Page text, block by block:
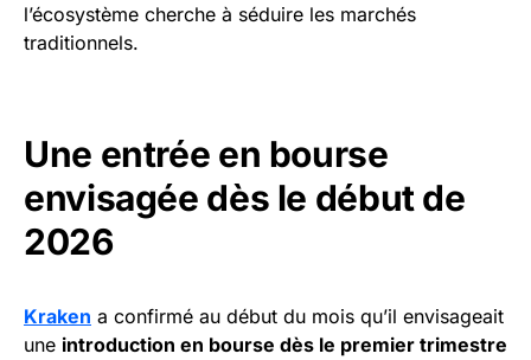
l’écosystème cherche à séduire les marchés
traditionnels.
Une entrée en bourse
envisagée dès le début de
2026
Kraken a confirmé au début du mois qu’il envisageait
une introduction en bourse dès le premier trimestre